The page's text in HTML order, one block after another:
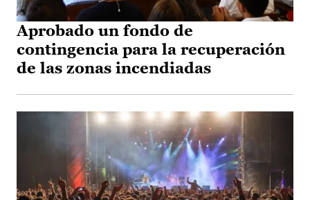
Aprobado un fondo de
contingencia para la recuperación
de las zonas incendiadas